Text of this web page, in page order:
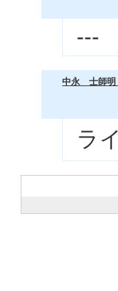
---
中永 士師明
ラ